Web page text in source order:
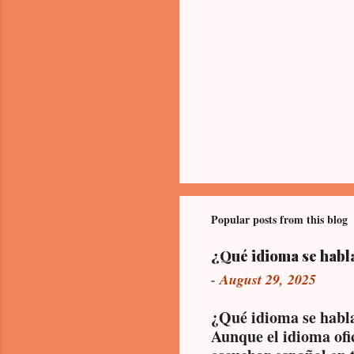
Popular posts from this blog
¿Qué idioma se
-August 29, 2025
¿Qué idioma se
Aunque el idioma